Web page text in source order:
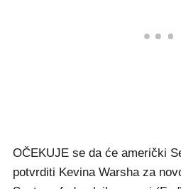
OČEKUJE se da će američki
potvrditi Kevina Warsha za